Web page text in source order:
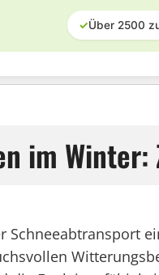
✓Über 2500
im
Schneeabtransport